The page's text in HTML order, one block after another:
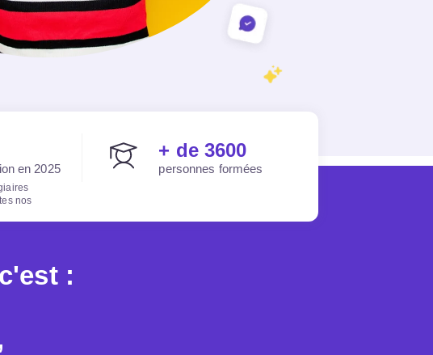
en 2025
nos
+ de 3600
personnes formées
: